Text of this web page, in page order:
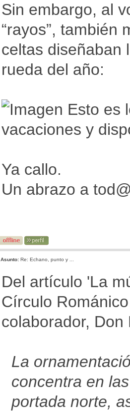
Sin embargo, al
“rayos”, también
celtas diseñaban
rueda del año:
Esto es
vacaciones y
Ya callo.
Un abrazo a
Asunto: Re: Echano, punto y ...
Del artículo 'La
Círculo
colaborador,
La
concentra en
portada norte,